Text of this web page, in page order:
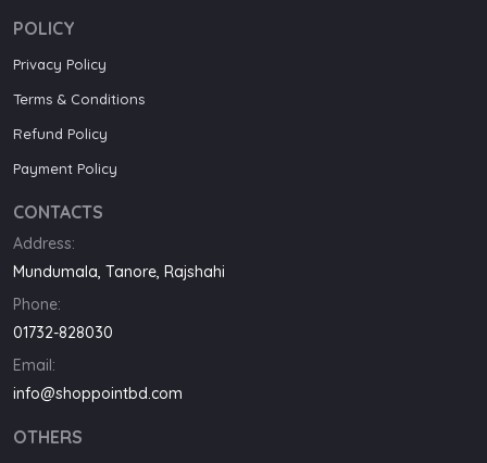
POLICY
Privacy Policy
Terms & Conditions
Refund Policy
Payment Policy
CONTACTS
Address:
Mundumala, Tanore, Rajshahi
Phone:
01732-828030
Email:
info@shoppointbd.com
OTHERS